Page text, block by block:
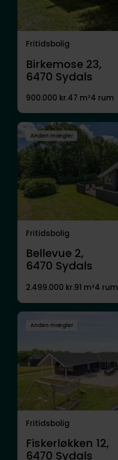
Fritidsbolig
Birkemose 23,
6470 Sydals
900.000 kr.47 m²4 rum
Anden mægler
Fritidsbolig
Bellevue 2,
6470 Sydals
2.499.000 kr.91 m²4 rum
Anden mægler
Fritidsbolig
Fiskerløkken 12,
6470 Sydals